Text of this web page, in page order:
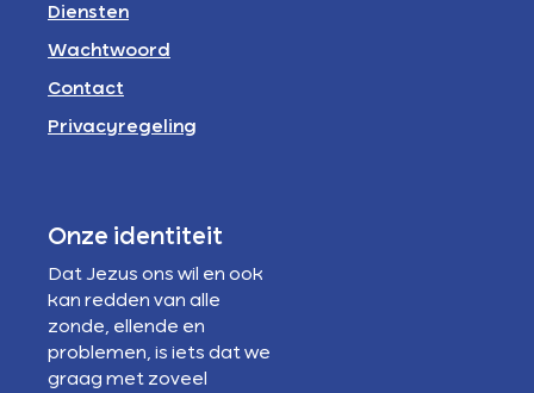
Diensten
Wachtwoord
Contact
Privacyregeling
Onze identiteit
Dat Jezus ons wil en ook
kan redden van alle
zonde, ellende en
problemen, is iets dat we
graag met zoveel